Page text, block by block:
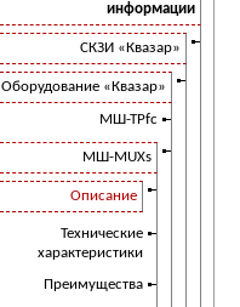
информации
СКЗИ «Квазар»
Оборудование «Квазар»
МШ-ТРfc
МШ-MUXs
Описание
Технические
характеристики
Преимущества